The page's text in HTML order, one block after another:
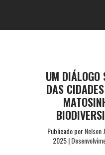
UM DIÁLOGO
DAS
Publicado porNelson
2025|